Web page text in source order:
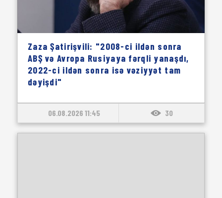
Zaza Şatirişvili: "2008-ci ildən sonra
ABŞ və Avropa Rusiyaya fərqli yanaşdı,
2022-ci ildən sonra isə vəziyyət tam
dəyişdi"
06.08.2026 11:45 30